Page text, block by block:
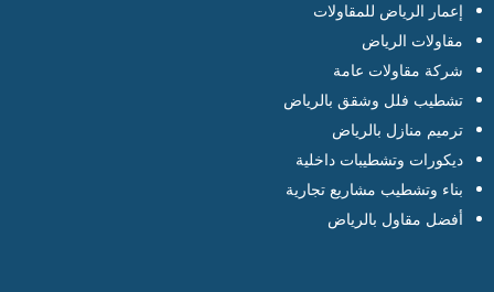
إعمار الرياض للمقاولات
مقاولات الرياض
شركة مقاولات عامة
تشطيب فلل وشقق بالرياض
ترميم منازل بالرياض
ديكورات وتشطيبات داخلية
بناء وتشطيب مشاريع تجارية
أفضل مقاول بالرياض